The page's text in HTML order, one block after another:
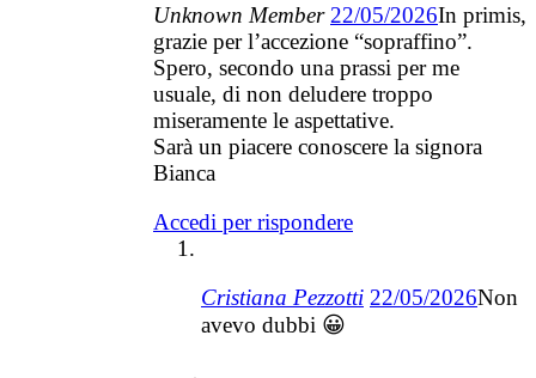
Unknown Member 22/05/2026In primis,
grazie per l’accezione “sopraffino”.
Spero, secondo una prassi per me
usuale, di non deludere troppo
miseramente le aspettative.
Sarà un piacere conoscere la signora
Bianca
Accedi per rispondere
Cristiana Pezzotti 22/05/2026Non
avevo dubbi 😀